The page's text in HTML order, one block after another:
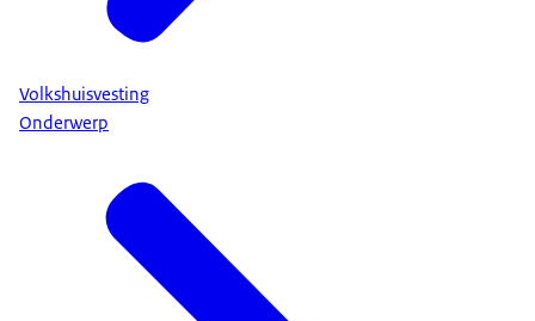
Volkshuisvesting
Onderwerp